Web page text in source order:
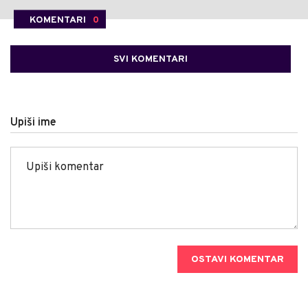
KOMENTARI 0
SVI KOMENTARI
Upiši ime
OSTAVI KOMENTAR